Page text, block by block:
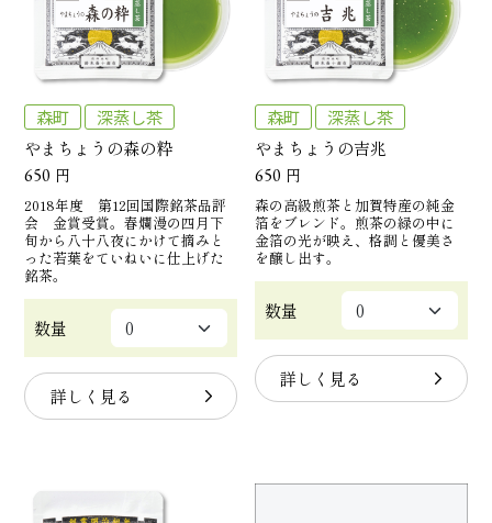
森町
深蒸し茶
やまちょうの森の粋
650 円
2018年度 第12回国際銘茶品評
会 金賞受賞。春爛漫の四月下
旬から八十八夜にかけて摘みと
った若葉をていねいに仕上げた
銘茶。
数量
詳しく見る
森町
深蒸し茶
やまちょうの吉兆
650 円
森の高級煎茶と加賀特産の純金
箔をブレンド。煎茶の緑の中に
金箔の光が映え、格調と優美さ
を醸し出す。
数量
詳しく見る